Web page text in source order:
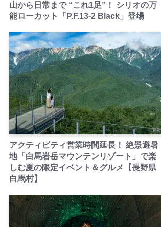
山から日常まで “これ1足”！ シリオの万
能ローカット「P.F.13-2 Black」登場
PR
アクティビティ営業時間延長！ 絶景避暑
地「白馬岩岳マウンテンリゾート」で楽
しむ夏の限定イベント＆グルメ【長野県
白馬村】